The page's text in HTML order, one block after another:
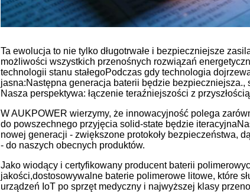
Ta ewolucja to nie tylko długotrwałe i bezpieczniejsze
możliwości wszystkich przenośnych rozwiązań
technologii stanu stałegoPodczas gdy technologia
jasna:Następna generacja baterii będzie bezpieczniejsza.,
Nasza perspektywa: łączenie teraźniejszości z przyszłością
W AUKPOWER wierzymy, że innowacyjność polega
do powszechnego przyjęcia solid-state będzie
nowej generacji - zwiększone protokoły bezpieczeństwa,
- do naszych obecnych produktów.
Jako wiodący i certyfikowany producent baterii
jakości,dostosowywalne baterie polimerowe litowe, które
urządzeń IoT po sprzęt medyczny i najwyższej klasy